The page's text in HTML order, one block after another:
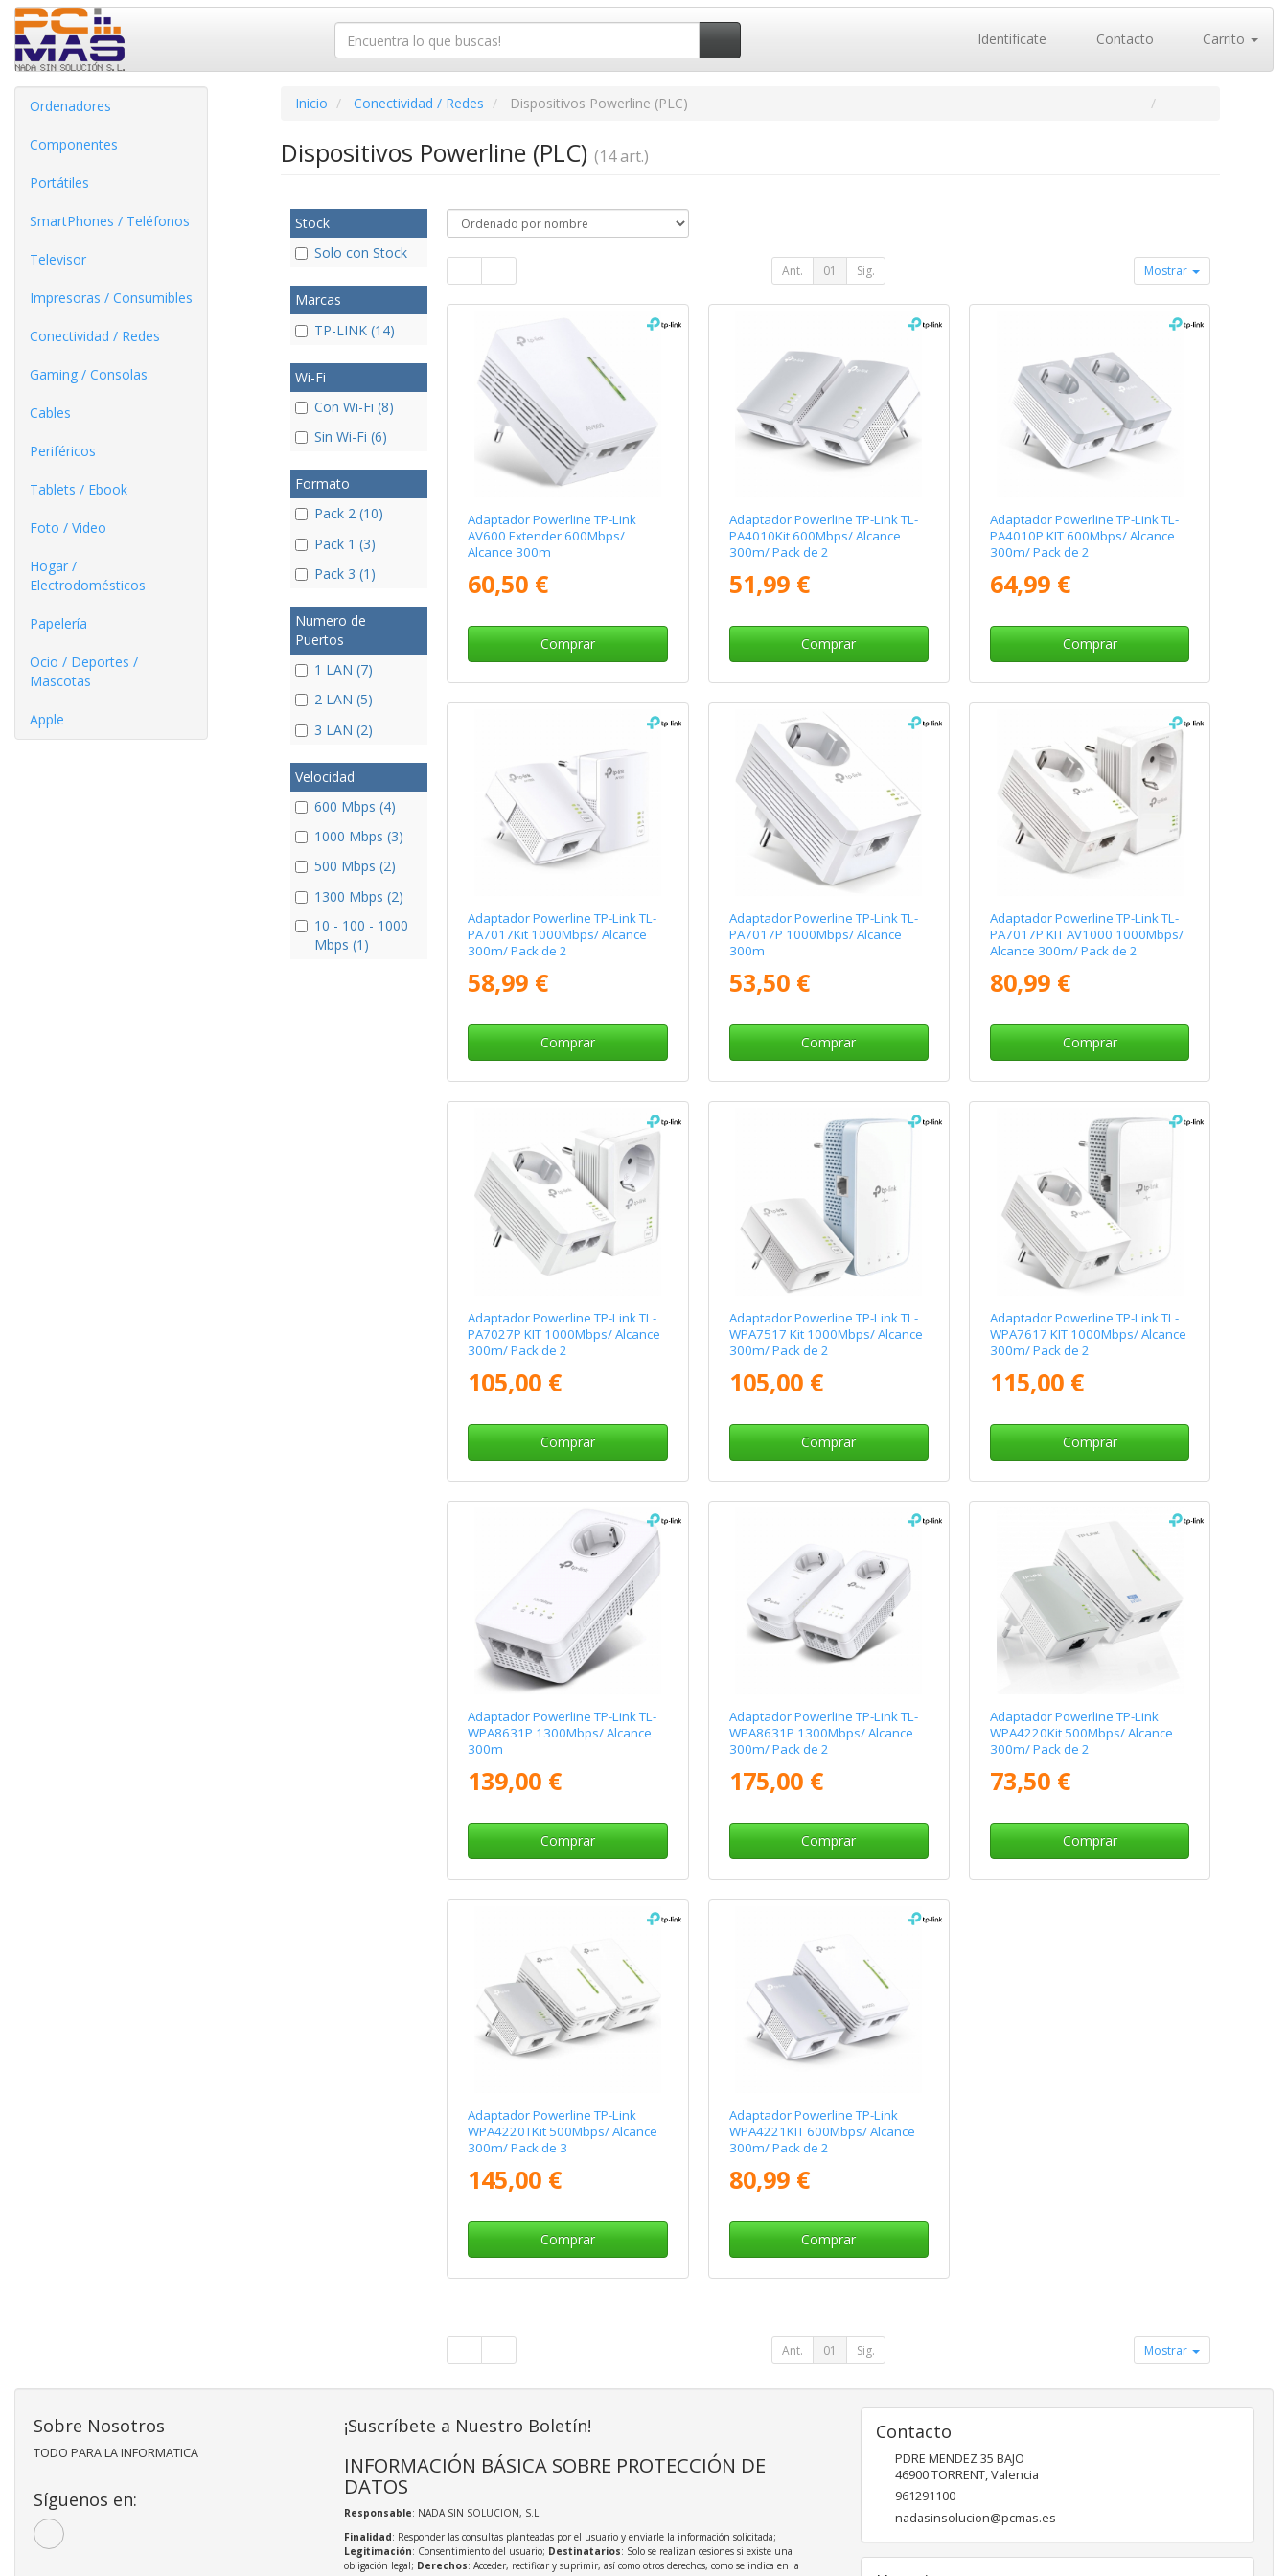
Identifícate Contacto Carrito
Ordenadores
Componentes
Portátiles
SmartPhones / Teléfonos
Televisor
Impresoras / Consumibles
Conectividad / Redes
Gaming / Consolas
Cables
Periféricos
Tablets / Ebook
Foto / Video
Hogar /
Electrodomésticos
Papelería
Ocio / Deportes /
Mascotas
Apple
Inicio Conectividad / Redes Dispositivos Powerline (PLC)
Dispositivos Powerline (PLC) (14 art.)
Stock
Solo con Stock
Marcas
TP-LINK (14)
Wi-Fi
Con Wi-Fi (8)
Sin Wi-Fi (6)
Formato
Pack 2 (10)
Pack 1 (3)
Pack 3 (1)
Numero de
Puertos
1 LAN (7)
2 LAN (5)
3 LAN (2)
Velocidad
600 Mbps (4)
1000 Mbps (3)
500 Mbps (2)
1300 Mbps (2)
10 - 100 - 1000
Mbps (1)
Ant. 01 Sig. Mostrar
Adaptador Powerline TP-Link
AV600 Extender 600Mbps/
Alcance 300m
60,50 €
Comprar
Adaptador Powerline TP-Link TL-
PA4010Kit 600Mbps/ Alcance
300m/ Pack de 2
51,99 €
Comprar
Adaptador Powerline TP-Link TL-
PA4010P KIT 600Mbps/ Alcance
300m/ Pack de 2
64,99 €
Comprar
Adaptador Powerline TP-Link TL-
PA7017Kit 1000Mbps/ Alcance
300m/ Pack de 2
58,99 €
Comprar
Adaptador Powerline TP-Link TL-
PA7017P 1000Mbps/ Alcance
300m
53,50 €
Comprar
Adaptador Powerline TP-Link TL-
PA7017P KIT AV1000 1000Mbps/
Alcance 300m/ Pack de 2
80,99 €
Comprar
Adaptador Powerline TP-Link TL-
PA7027P KIT 1000Mbps/ Alcance
300m/ Pack de 2
105,00 €
Comprar
Adaptador Powerline TP-Link TL-
WPA7517 Kit 1000Mbps/ Alcance
300m/ Pack de 2
105,00 €
Comprar
Adaptador Powerline TP-Link TL-
WPA7617 KIT 1000Mbps/ Alcance
300m/ Pack de 2
115,00 €
Comprar
Adaptador Powerline TP-Link TL-
WPA8631P 1300Mbps/ Alcance
300m
139,00 €
Comprar
Adaptador Powerline TP-Link TL-
WPA8631P 1300Mbps/ Alcance
300m/ Pack de 2
175,00 €
Comprar
Adaptador Powerline TP-Link
WPA4220Kit 500Mbps/ Alcance
300m/ Pack de 2
73,50 €
Comprar
Adaptador Powerline TP-Link
WPA4220TKit 500Mbps/ Alcance
300m/ Pack de 3
145,00 €
Comprar
Adaptador Powerline TP-Link
WPA4221KIT 600Mbps/ Alcance
300m/ Pack de 2
80,99 €
Comprar
Ant. 01 Sig. Mostrar
Sobre Nosotros
TODO PARA LA INFORMATICA
Síguenos en:
¡Suscríbete a Nuestro Boletín!
INFORMACIÓN BÁSICA SOBRE PROTECCIÓN DE
DATOS
Responsable: NADA SIN SOLUCION, S.L.
Finalidad: Responder las consultas planteadas por el usuario y enviarle la información solicitada;
Legitimación: Consentimiento del usuario; Destinatarios: Solo se realizan cesiones si existe una
obligación legal; Derechos: Acceder, rectificar y suprimir, así como otros derechos, como se indica en la
Contacto
PDRE MENDEZ 35 BAJO
46900TORRENT,Valencia
961291100
nadasinsolucion@pcmas.es